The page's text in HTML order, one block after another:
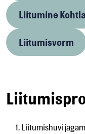
Liitumine
Liitumisvorm
Liitumishuvi